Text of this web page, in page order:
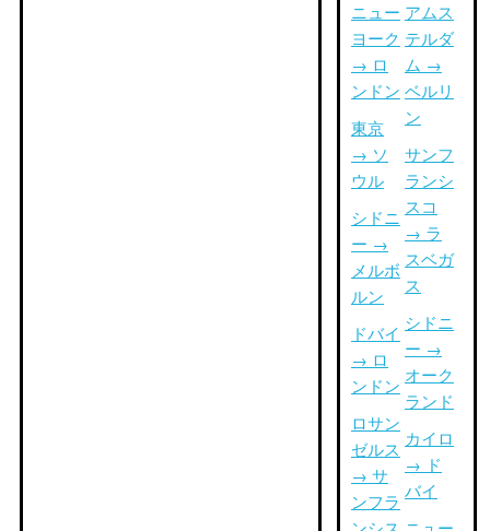
ニュー
ヨーク
→ ロ
ンドン
東京
→ ソ
ウル
シドニ
ー →
メルボ
ルン
ドバイ
→ ロ
ンドン
ロサン
ゼルス
→ サ
ンフラ
アムス
テルダ
ム →
ベルリ
ン
サンフ
ランシ
スコ
→ ラ
スベガ
ス
シドニ
ー →
オーク
ランド
カイロ
→ ド
バイ